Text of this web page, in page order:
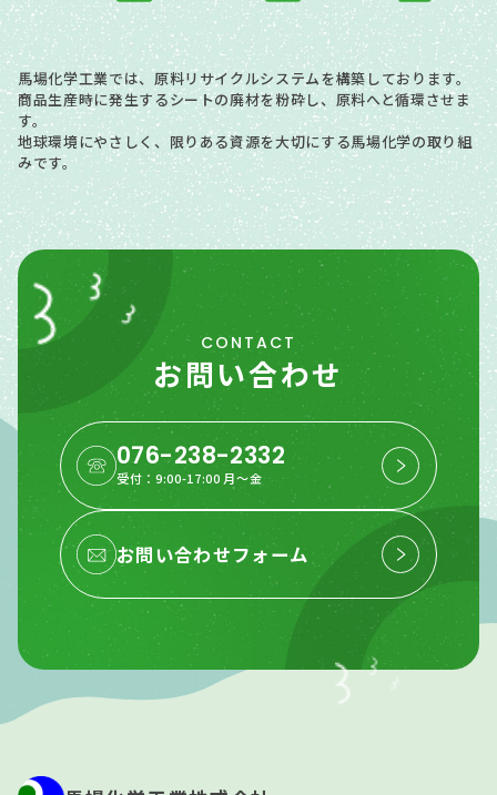
馬場化学工業では、原料リサイクルシステムを構築しております。
商品生産時に発生するシートの廃材を粉砕し、原料へと循環させま
す。
地球環境にやさしく、限りある資源を大切にする馬場化学の取り組
みです。
CONTACT
お問い合わせ
076-238-2332
受付：9:00-17:00 月〜金
お問い合わせフォーム